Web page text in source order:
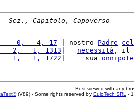
Sez., Capitolo, Capoverso
0,   4, 17 | nostro Padre
2,   1, 1313
necessità , il
1,   1, 1722
|     sua
Best viewed with any
(V89) - Some rights reserved by EuloTech SRL -